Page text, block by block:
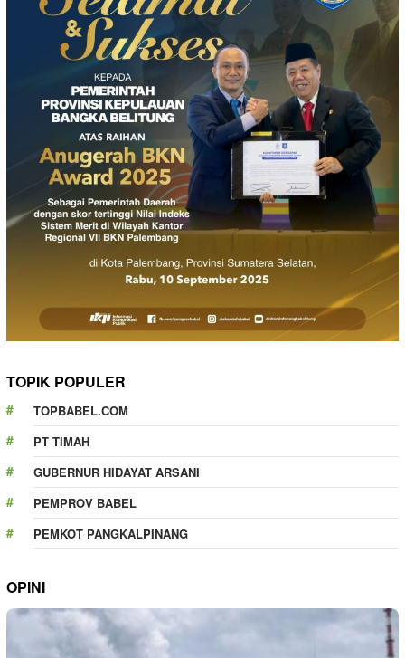
TOPIK POPULER
TOPBABEL.COM
PT TIMAH
GUBERNUR HIDAYAT ARSANI
PEMPROV BABEL
PEMKOT PANGKALPINANG
OPINI